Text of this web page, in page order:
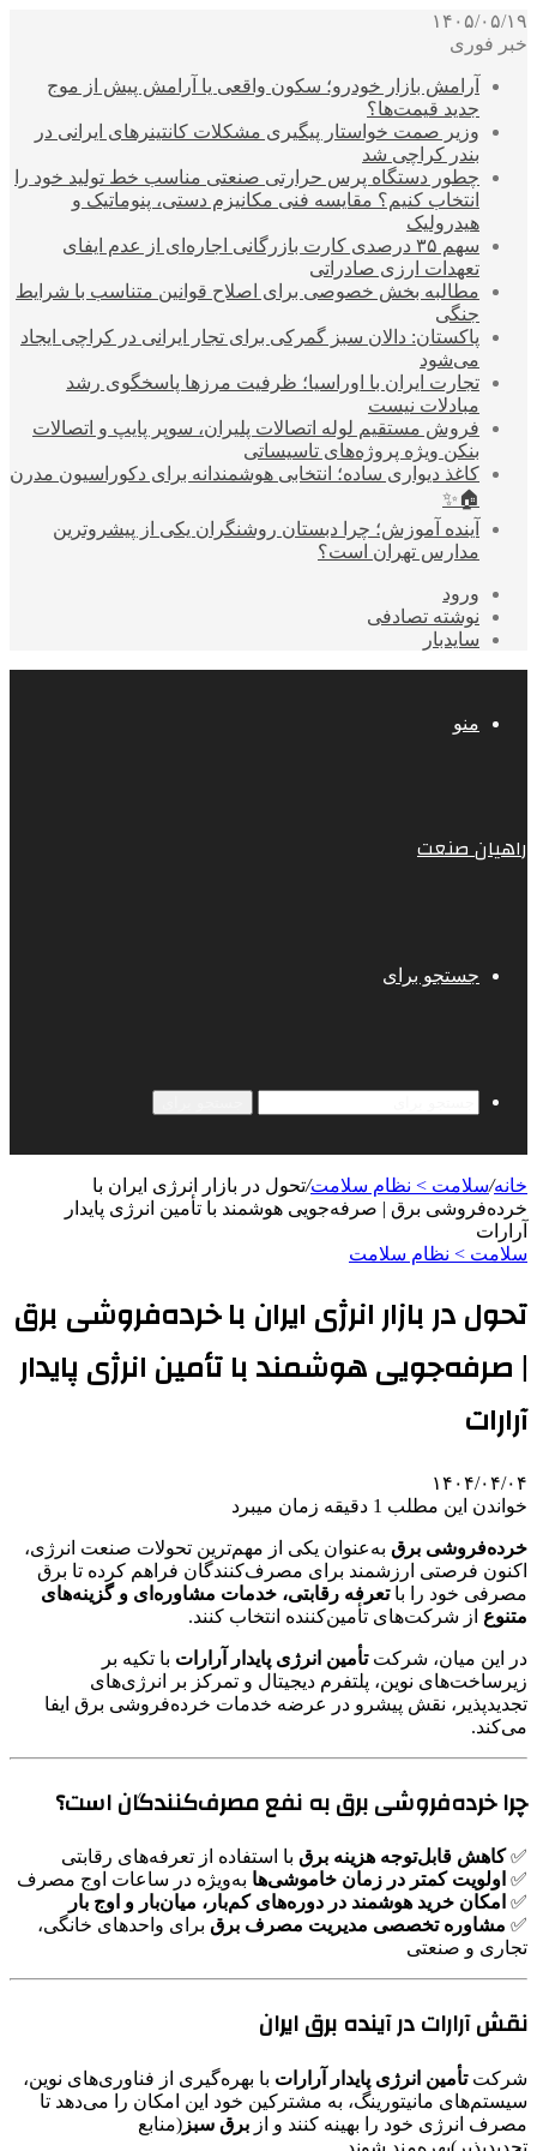
۱۴۰۵/۰۵/۱۹
خبر فوری
آرامش بازار خودرو؛ سکون واقعی یا آرامش پیش از موج
جدید قیمت‌ها؟
وزیر صمت خواستار پیگیری مشکلات کانتینرهای ایرانی در
بندر کراچی شد
چطور دستگاه پرس حرارتی صنعتی مناسب خط تولید خود را
انتخاب کنیم؟ مقایسه فنی مکانیزم دستی، پنوماتیک و
هیدرولیک
سهم ۳۵ درصدی کارت بازرگانی اجاره‌ای از عدم ایفای
تعهدات ارزی صادراتی
مطالبه بخش خصوصی برای اصلاح قوانین متناسب با شرایط
جنگی
پاکستان: دالان سبز گمرکی برای تجار ایرانی در کراچی ایجاد
می‌شود
تجارت ایران با اوراسیا؛ ظرفیت مرزها پاسخگوی رشد
مبادلات نیست
فروش مستقیم لوله اتصالات پلیران، سوپر پایپ و اتصالات
بنکن ویژه پروژه‌های تاسیساتی
کاغذ دیواری ساده؛ انتخابی هوشمندانه برای دکوراسیون مدرن
🏠✨
آینده آموزش؛ چرا دبستان روشنگران یکی از پیشروترین
مدارس تهران است؟
ورود
نوشته تصادفی
سایدبار
منو
راهیان صنعت
جستجو برای
خانه/سلامت > نظام سلامت/تحول در بازار انرژی ایران با
خرده‌فروشی برق | صرفه‌جویی هوشمند با تأمین انرژی پایدار
آرارات
سلامت > نظام سلامت
تحول در بازار انرژی ایران با خرده‌فروشی برق
| صرفه‌جویی هوشمند با تأمین انرژی پایدار
آرارات
۱۴۰۴/۰۴/۰۴
خواندن این مطلب 1 دقیقه زمان میبرد
خرده‌فروشی برق به‌عنوان یکی از مهم‌ترین تحولات صنعت انرژی،
اکنون فرصتی ارزشمند برای مصرف‌کنندگان فراهم کرده تا برق
مصرفی خود را باتعرفه رقابتی، خدمات مشاوره‌ای و گزینه‌های
متنوع از شرکت‌های تأمین‌کننده انتخاب کنند.
در این میان، شرکتتأمین انرژی پایدار آرارات با تکیه بر
زیرساخت‌های نوین، پلتفرم دیجیتال و تمرکز بر انرژی‌های
تجدیدپذیر، نقش پیشرو در عرضه خدمات خرده‌فروشی برق ایفا
می‌کند.
چرا خرده‌فروشی برق به نفع مصرف‌کنندگان است؟
✅کاهش قابل‌توجه هزینه برق با استفاده از تعرفه‌های رقابتی
✅ اولویت کمتر در زمان خاموشی‌ها به‌ویژه در ساعات اوج مصرف
✅ امکان خرید هوشمند در دوره‌های کم‌بار، میان‌بار و اوج بار
✅ مشاوره تخصصی مدیریت مصرف برق برای واحدهای خانگی،
تجاری و صنعتی
نقش آرارات در آینده برق ایران
شرکتتأمین انرژی پایدار آرارات با بهره‌گیری از فناوری‌های نوین،
سیستم‌های مانیتورینگ، به مشترکین خود این امکان را می‌دهد تا
مصرف انرژی خود را بهینه کنند و از برق سبز (منابع
تجدیدپذیر‌)‌بهره‌مند شوند.